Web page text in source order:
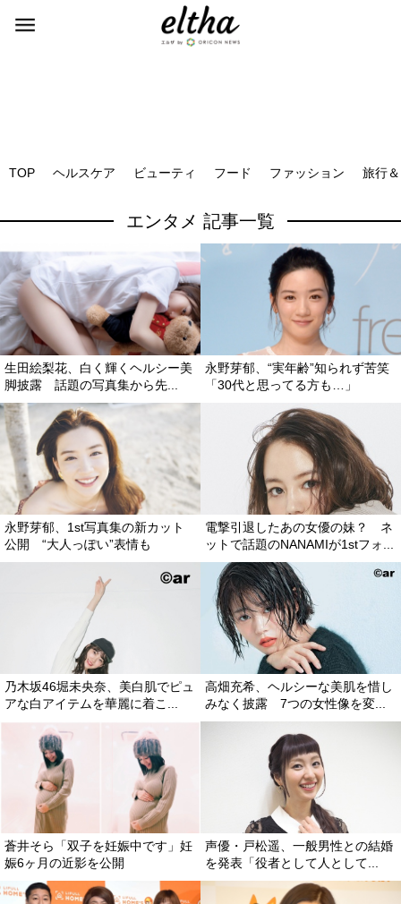
TOP ヘルスケア ビューティ フード ファッション 旅行
エンタメ 記事一覧
生田絵梨花、白く輝くヘルシー美
脚披露 話題の写真集から先...
永野芽郁、“実年齢”知られず苦笑
「30代と思ってる方も…」
永野芽郁、1st写真集の新カット
公開 “大人っぽい”表情も
電撃引退したあの女優の妹？ ネ
ットで話題のNANAMIが1stフォ...
乃木坂46堀未央奈、美白肌でピュ
アな白アイテムを華麗に着こ...
高畑充希、ヘルシーな美肌を惜し
みなく披露 7つの女性像を変...
蒼井そら「双子を妊娠中です」妊
娠6ヶ月の近影を公開
声優・戸松遥、一般男性との結婚
を発表「役者として人として...